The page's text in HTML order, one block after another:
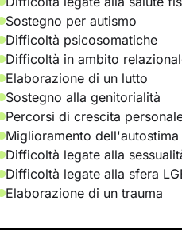
Sostegno per autismo
Difficoltà psicosomatiche
Difficoltà in ambito
Elaborazione di un lutto
Sostegno alla genitorialità
Percorsi di crescita
Miglioramento dell'autostima
Difficoltà legate alla
Difficoltà legate alla sfera
Elaborazione di un trauma